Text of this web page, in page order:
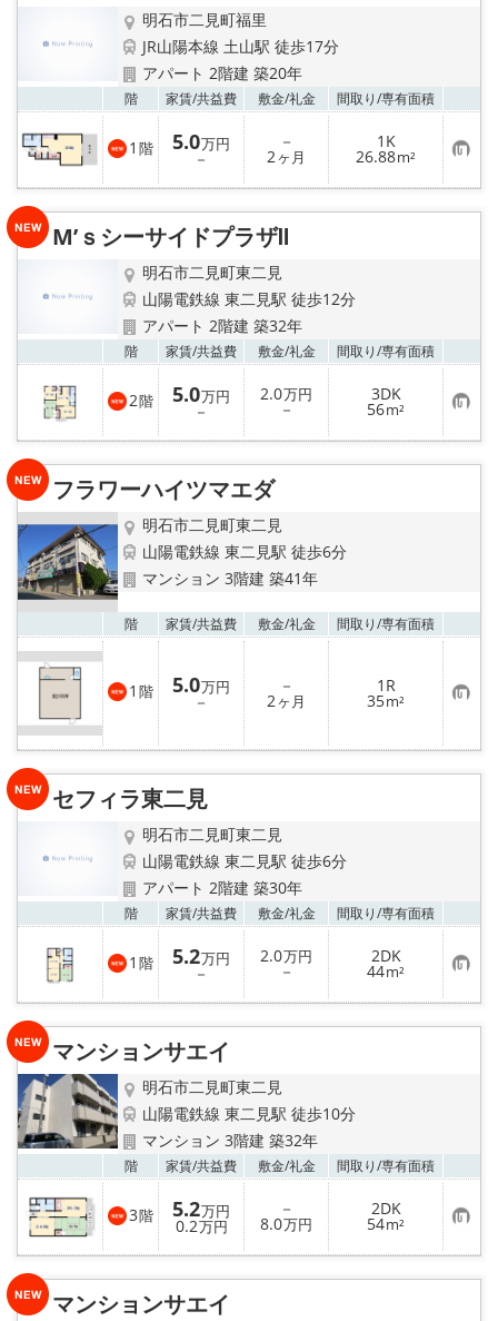
明石市二見町福里
JR山陽本線 土山駅 徒歩17分
アパート 2階建 築20年
階 家賃/共益費 敷金/礼金 間取り/専有面積
1 階 5.0万円
－
－
2ヶ月
1K
26.88m² お
気
に
り
M’ｓシーサイドプラザⅡ
明石市二見町東二見
山陽電鉄線 東二見駅 徒歩12分
アパート 2階建 築32年
階 家賃/共益費 敷金/礼金 間取り/専有面積
2階 5.0万円
－
2.0万円
－
3DK
56m² お
気
に
り
フラワーハイツマエダ
明石市二見町東二見
山陽電鉄線 東二見駅 徒歩6分
マンション 3階建 築41年
階 家賃/共益費 敷金/礼金 間取り/専有面積
1 階 5.0万円
－
－
2ヶ月
1R
35m² お
気
に
入
登
セフィラ東二見
明石市二見町東二見
山陽電鉄線 東二見駅 徒歩6分
アパート 2階建 築30年
階 家賃/共益費 敷金/礼金 間取り/専有面積
1 階 5.2万円
－
2.0万円
－
2DK
44m² お
気
に
り
マンションサエイ
明石市二見町東二見
山陽電鉄線 東二見駅 徒歩10分
マンション 3階建 築32年
階 家賃/共益費 敷金/礼金 間取り/専有面積
3階 5.2万円
0.2万円
－
8.0万円
2DK
54m² お
気
に
り
マンションサエイ